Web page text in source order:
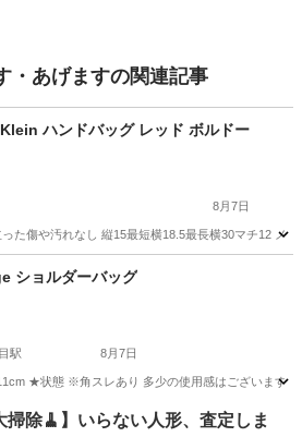
・あげますの関連記事
Michael Klein ハンドバッグ レッド ボルドー
8月7日
た傷や汚れなし 縦15最短横18.5最長横30マチ12 メ
ショルダーバッグ
駅 8月7日
★状態 ※角スレあり 多少の使用感はございますが
目駅 バッグ
掃除🧹】いらない人形、査定しま